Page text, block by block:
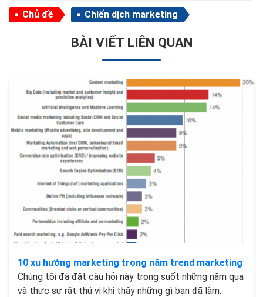
Chủ đề Chiến dịch marketing
BÀI VIẾT LIÊN QUAN
10 xu hướng marketing trong năm trend marketing
Chúng tôi đã đặt câu hỏi này trong suốt những năm qua
và thực sự rất thú vị khi thấy những gì bạn đã làm.